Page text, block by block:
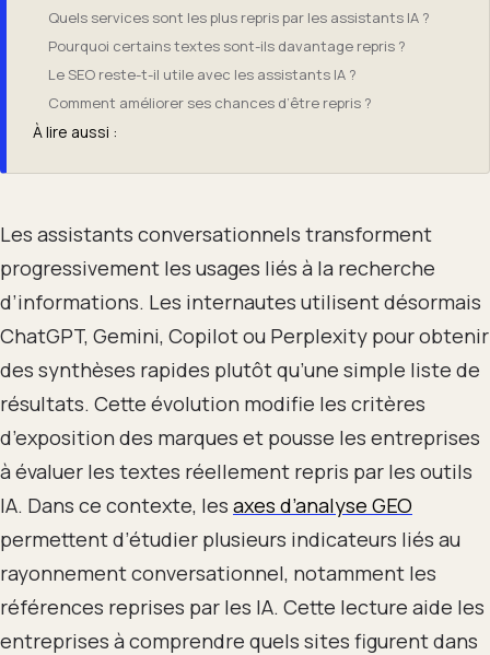
Quels services sont les plus repris par les assistants IA ?
Pourquoi certains textes sont-ils davantage repris ?
Le SEO reste-t-il utile avec les assistants IA ?
Comment améliorer ses chances d’être repris ?
À lire aussi :
Les assistants conversationnels transforment
progressivement les usages liés à la recherche
d’informations. Les internautes utilisent désormais
ChatGPT, Gemini, Copilot ou Perplexity pour obtenir
des synthèses rapides plutôt qu’une simple liste de
résultats. Cette évolution modifie les critères
d’exposition des marques et pousse les entreprises
à évaluer les textes réellement repris par les outils
IA. Dans ce contexte, les axes d’analyse GEO
permettent d’étudier plusieurs indicateurs liés au
rayonnement conversationnel, notamment les
références reprises par les IA. Cette lecture aide les
entreprises à comprendre quels sites figurent dans